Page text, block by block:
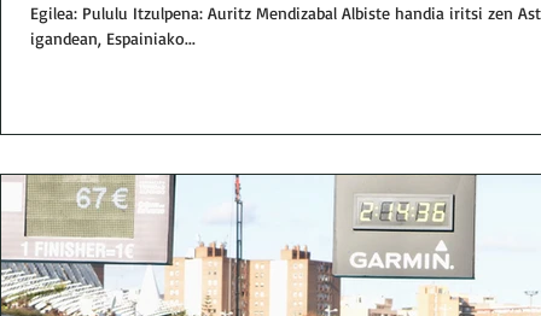
Egilea: Pululu Itzulpena: Auritz Mendizabal Albiste handia iritsi zen
igandean, Espainiako...